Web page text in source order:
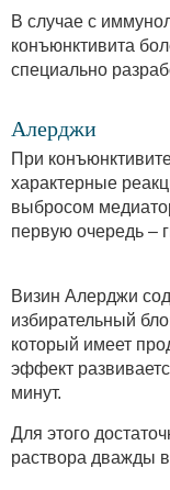
В случае с
конъюнктивита
специально
Алерджи
При
характерные
выбросом
первую очередь –
Визин Алерджи
избирательный
который имеет
эффект
минут.
Для этого
раствора дважды